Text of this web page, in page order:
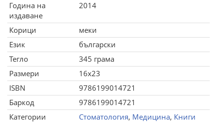
Година на
издаване
2014
Корици
меки
Език
български
Тегло
345 грама
Размери
16x23
ISBN
9786199014721
Баркод
9786199014721
Категории
Стоматология, Медицина, Книги